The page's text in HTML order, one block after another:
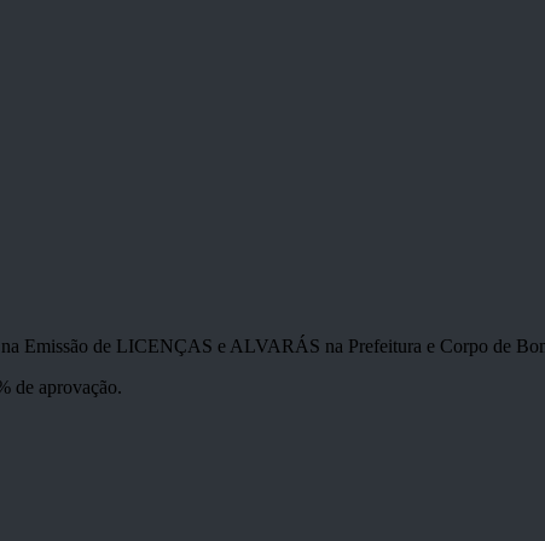
Emissão de LICENÇAS e ALVARÁS na Prefeitura e Corpo de
de aprovação.